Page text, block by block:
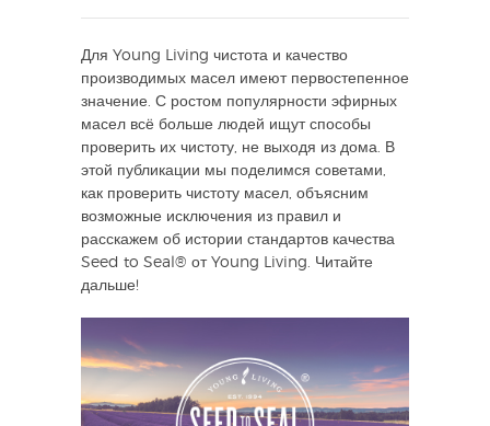
Для Young Living чистота и качество
производимых масел имеют первостепенное
значение. С ростом популярности эфирных
масел всё больше людей ищут способы
проверить их чистоту, не выходя из дома. В
этой публикации мы поделимся советами,
как проверить чистоту масел, объясним
возможные исключения из правил и
расскажем об истории стандартов качества
Seed to Seal® от Young Living. Читайте
дальше!